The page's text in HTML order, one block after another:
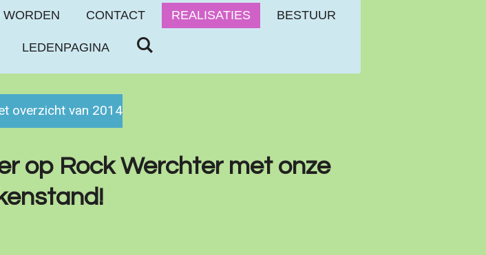
WORDEN CONTACT REALISATIES BESTUUR
LEDENPAGINA
overzicht van 2014
op Rock Werchter met onze